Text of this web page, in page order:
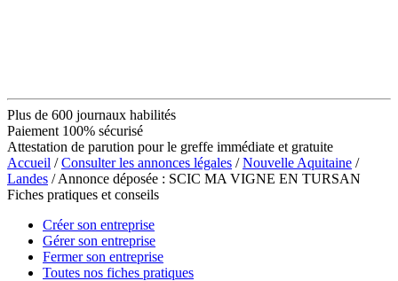
Plus de 600 journaux habilités
Paiement 100% sécurisé
Attestation de parution pour le greffe immédiate et gratuite
Accueil /Consulter les annonces légales /Nouvelle Aquitaine /
Landes / Annonce déposée : SCIC MA VIGNE EN TURSAN
Fiches pratiques et conseils
Créer son entreprise
Gérer son entreprise
Fermer son entreprise
Toutes nos fiches pratiques